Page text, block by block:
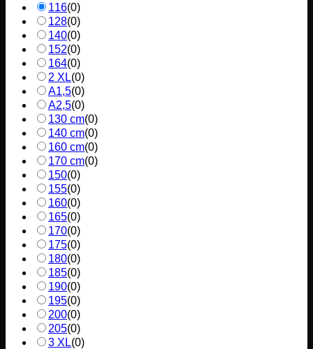
116(0)
128(0)
140(0)
152(0)
164(0)
2 XL(0)
A1,5(0)
A2,5(0)
130 cm(0)
140 cm(0)
160 cm(0)
170 cm(0)
150(0)
155(0)
160(0)
165(0)
170(0)
175(0)
180(0)
185(0)
190(0)
195(0)
200(0)
205(0)
3 XL(0)